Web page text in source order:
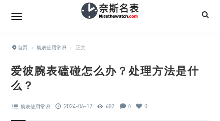
首页 › 腕表使用常识 › 正文
爱彼腕表磕碰怎么办？处理方法是什
么？
腕表使用常识 2024-06-17 602 0 0